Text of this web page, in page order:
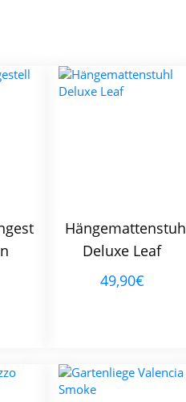
Hängemattenstuhl
Deluxe Leaf
49,90€